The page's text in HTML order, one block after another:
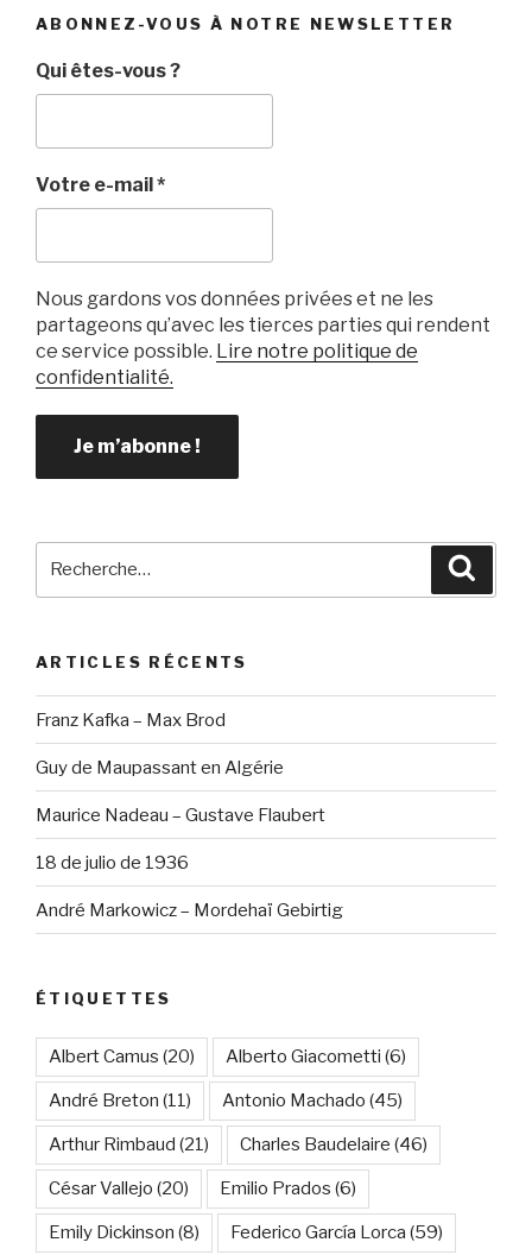
ABONNEZ-VOUS À NOTRE NEWSLETTER
Qui êtes-vous ?
Votre e-mail*
Nous gardons vos données privées et ne les
partageons qu’avec les tierces parties qui rendent
ce service possible. Lire notre politique de
confidentialité.
ARTICLES RÉCENTS
Franz Kafka – Max Brod
Guy de Maupassant en Algérie
Maurice Nadeau – Gustave Flaubert
18 de julio de 1936
André Markowicz – Mordehaï Gebirtig
ÉTIQUETTES
Albert Camus (20) Alberto Giacometti (6)
André Breton (11) Antonio Machado (45)
Arthur Rimbaud (21) Charles Baudelaire (46)
César Vallejo (20) Emilio Prados (6)
Emily Dickinson (8) Federico García Lorca (59)